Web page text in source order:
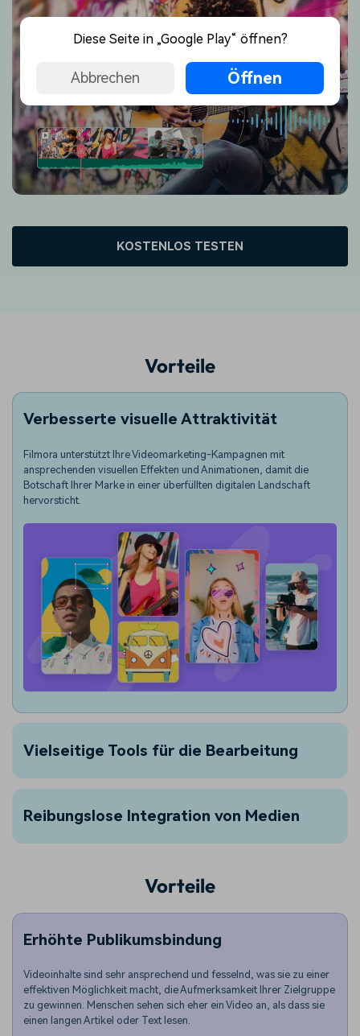
KOSTENLOS TESTEN
Vorteile
Verbesserte visuelle Attraktivität
Filmora unterstützt Ihre Videomarketing-Kampagnen mit
ansprechenden visuellen Effekten und Animationen, damit die
Botschaft Ihrer Marke in einer überfüllten digitalen Landschaft
hervorsticht.
Vielseitige Tools für die Bearbeitung
Reibungslose Integration von Medien
Vorteile
Erhöhte Publikumsbindung
Videoinhalte sind sehr ansprechend und fesselnd, was sie zu einer
effektiven Möglichkeit macht, die Aufmerksamkeit Ihrer Zielgruppe
zu gewinnen. Menschen sehen sich eher ein Video an, als dass sie
einen langen Artikel oder Text lesen.
Diese Seite in „Google Play“ öffnen?
Abbrechen Öffnen